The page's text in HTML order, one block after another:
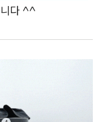
니다 ^^